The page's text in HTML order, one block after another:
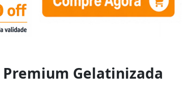
Premium Gelatinizada